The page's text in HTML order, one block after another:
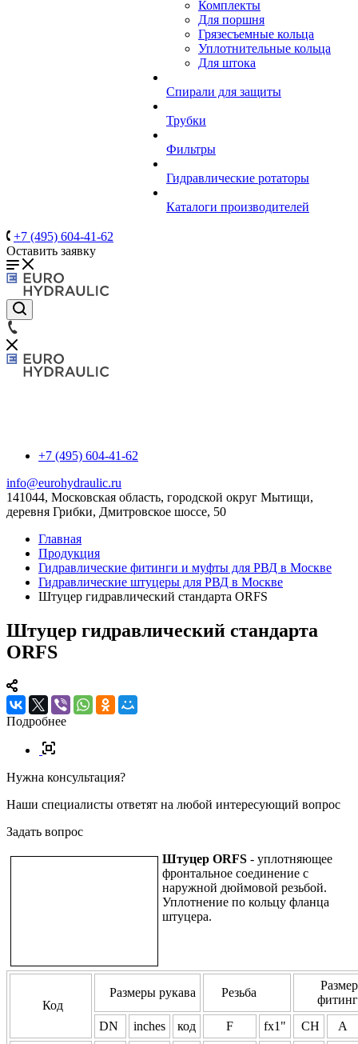
Комплекты
Для поршня
Грязесъемные кольца
Уплотнительные кольца
Для штока
Спирали для защиты
Трубки
Фильтры
Гидравлические ротаторы
Каталоги производителей
+7 (495) 604-41-62
Оставить заявку
+7 (495) 604-41-62
info@eurohydraulic.ru
141044, Московская область, городской округ Мытищи,
деревня Грибки, Дмитровское шоссе, 50
Главная
Продукция
Гидравлические фитинги и муфты для РВД в Москве
Гидравлические штуцеры для РВД в Москве
Штуцер гидравлический стандарта ORFS
Штуцер гидравлический стандарта
ORFS
Подробнее
Нужна консультация?
Наши специалисты ответят на любой интересующий вопрос
Задать вопрос
Штуцер ORFS - уплотняющее
фронтальное соединение с
наружной дюймовой резьбой.
Уплотнение по кольцу фланца
штуцера.
Код
Размеры рукава Резьба
DN
inches код F fx1" CH
A